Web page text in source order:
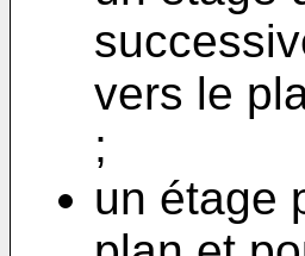
vers le
;
un étage